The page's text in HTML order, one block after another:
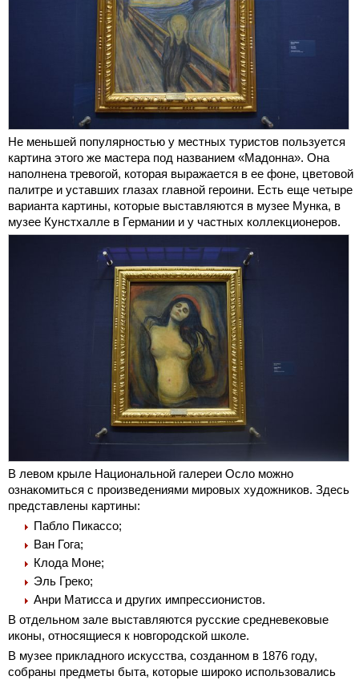
Не меньшей популярностью у местных туристов пользуется
картина этого же мастера под названием «Мадонна». Она
наполнена тревогой, которая выражается в ее фоне, цветовой
палитре и уставших глазах главной героини. Есть еще четыре
варианта картины, которые выставляются в музее Мунка, в
музее Кунстхалле в Германии и у частных коллекционеров.
В левом крыле Национальной галереи Осло можно
ознакомиться с произведениями мировых художников. Здесь
представлены картины:
Пабло Пикассо;
Ван Гога;
Клода Моне;
Эль Греко;
Анри Матисса и других импрессионистов.
В отдельном зале выставляются русские средневековые
иконы, относящиеся к новгородской школе.
В музее прикладного искусства, созданном в 1876 году,
собраны предметы быта, которые широко использовались